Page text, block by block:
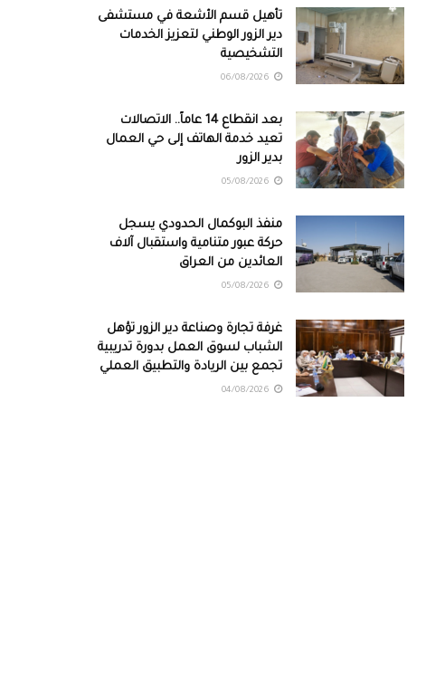
تأهيل قسم الأشعة في مستشفى
دير الزور الوطني لتعزيز الخدمات
التشخيصية
بعد انقطاع 14 عاماً.. الاتصالات
تعيد خدمة الهاتف إلى حي العمال
بدير الزور
منفذ البوكمال الحدودي يسجل
حركة عبور متنامية واستقبال آلاف
العائدين من العراق
غرفة تجارة وصناعة دير الزور تؤهل
الشباب لسوق العمل بدورة تدريبية
تجمع بين الريادة والتطبيق العملي